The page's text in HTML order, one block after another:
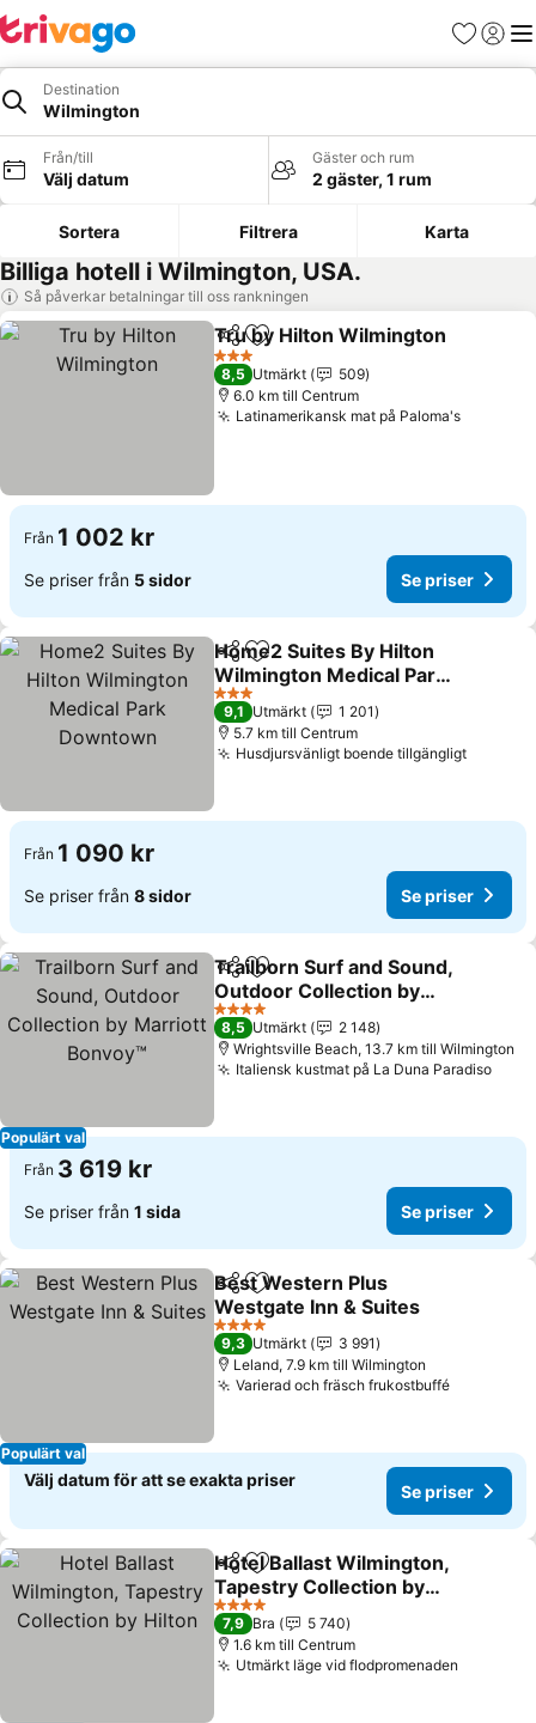
Favoriter
Logga
Destination
Wilmington
Från/till
Välj datum
Gäster och rum
2 gäster, 1 rum
Sortera Filtrera Karta
Billiga hotell i Wilmington, USA.
Så påverkar betalningar till oss rankningen
Dela Lägg till i Mina Favoriter
Tru by Hilton Wilmington
3 Stjärnor
8,5 Utmärkt
509
6.0 km till Centrum
Latinamerikansk mat på Paloma'sSe
Från 1 002 kr
Se priser från 5 sidor Se priser
Dela Lägg till i Mina Favoriter
Home2 Suites By Hilton
Wilmington Medical Park
Downtown
Se priser
3 Stjärnor
9,1 Utmärkt
1 201
5.7 km till Centrum
Husdjursvänligt boende tillgängligtSe
Från 1 090 kr
Se priser från 8 sidor Se priser
Populärt val
Dela Lägg till i Mina Favoriter
Trailborn Surf and Sound,
Outdoor Collection by
Marriott Bonvoy™
Se priser
4 Stjärnor
8,5 Utmärkt
2 148
Wrightsville Beach, 13.7 km till Wilmington
Italiensk kustmat på La Duna ParadisoSe
Från 3 619 kr
Se priser från 1 sida Se priser
Populärt val
Dela Lägg till i Mina Favoriter
Best Western Plus
Westgate Inn & Suites
Se priser
4 Stjärnor
9,3 Utmärkt
3 991
Leland, 7.9 km till Wilmington
Varierad och fräsch frukostbufféSe priser
Välj datum för att se exakta priser
Se priser
Dela Lägg till i Mina Favoriter
Hotel Ballast Wilmington,
Tapestry Collection by
Hilton
Se priser
4 Stjärnor
7,9 Bra
5 740
1.6 km till Centrum
Utmärkt läge vid flodpromenaden